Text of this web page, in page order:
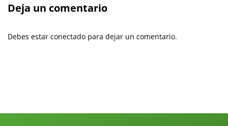
Deja un comentario
Debes estar conectado para dejar un comentario.